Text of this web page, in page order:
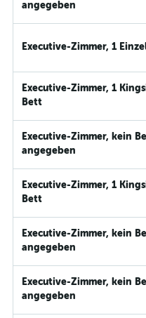
angegeben
Executive-Zimmer, 1
Executive-Zimmer, 1
Bett
Executive-Zimmer, kein
angegeben
Executive-Zimmer, 1
Bett
Executive-Zimmer, kein
angegeben
Executive-Zimmer, kein
angegeben